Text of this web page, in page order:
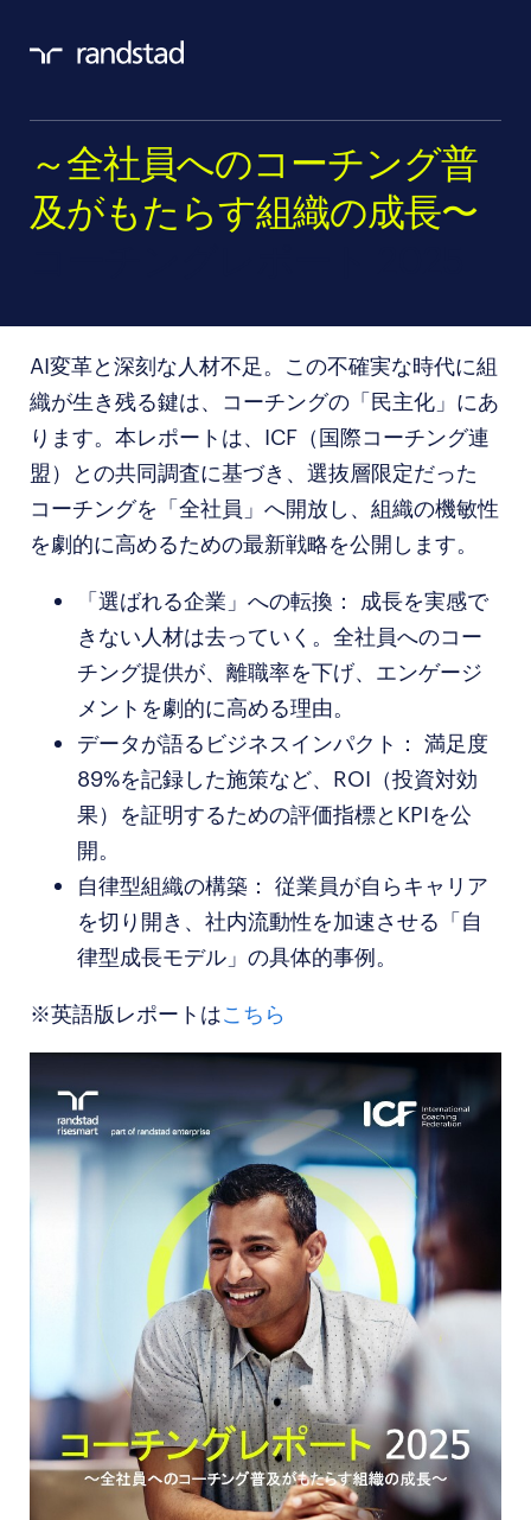
～全社員へのコーチング普
及がもたらす組織の成長〜
AI変革と深刻な人材不足。この不確実な時代に組
織が生き残る鍵は、コーチングの「民主化」にあ
ります。本レポートは、ICF（国際コーチング連
盟）との共同調査に基づき、選抜層限定だった
コーチングを「全社員」へ開放し、組織の機敏性
を劇的に高めるための最新戦略を公開します。
「選ばれる企業」への転換： 成長を実感で
きない人材は去っていく。全社員へのコー
チング提供が、離職率を下げ、エンゲージ
メントを劇的に高める理由。
データが語るビジネスインパクト： 満足度
89%を記録した施策など、ROI（投資対効
果）を証明するための評価指標とKPIを公
開。
自律型組織の構築： 従業員が自らキャリア
を切り開き、社内流動性を加速させる「自
律型成長モデル」の具体的事例。
※英語版レポートはこちら